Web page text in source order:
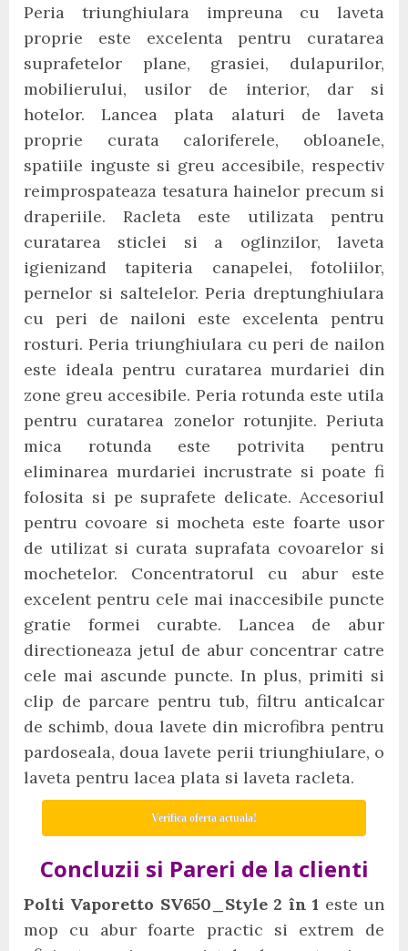
Peria triunghiulara impreuna cu laveta
proprie este excelenta pentru curatarea
suprafetelor plane, grasiei, dulapurilor,
mobilierului, usilor de interior, dar si
hotelor. Lancea plata alaturi de laveta
proprie curata caloriferele, obloanele,
spatiile inguste si greu accesibile, respectiv
reimprospateaza tesatura hainelor precum si
draperiile. Racleta este utilizata pentru
curatarea sticlei si a oglinzilor, laveta
igienizand tapiteria canapelei, fotoliilor,
pernelor si saltelelor. Peria dreptunghiulara
cu peri de nailoni este excelenta pentru
rosturi. Peria triunghiulara cu peri de nailon
este ideala pentru curatarea murdariei din
zone greu accesibile. Peria rotunda este utila
pentru curatarea zonelor rotunjite. Periuta
mica rotunda este potrivita pentru
eliminarea murdariei incrustrate si poate fi
folosita si pe suprafete delicate. Accesoriul
pentru covoare si mocheta este foarte usor
de utilizat si curata suprafata covoarelor si
mochetelor. Concentratorul cu abur este
excelent pentru cele mai inaccesibile puncte
gratie formei curabte. Lancea de abur
directioneaza jetul de abur concentrar catre
cele mai ascunde puncte. In plus, primiti si
clip de parcare pentru tub, filtru anticalcar
de schimb, doua lavete din microfibra pentru
pardoseala, doua lavete perii triunghiulare, o
laveta pentru lacea plata si laveta racleta.
Verifica oferta actuala!
Concluzii si Pareri de la clienti
Polti Vaporetto SV650_Style 2 în 1 este un
mop cu abur foarte practic si extrem de